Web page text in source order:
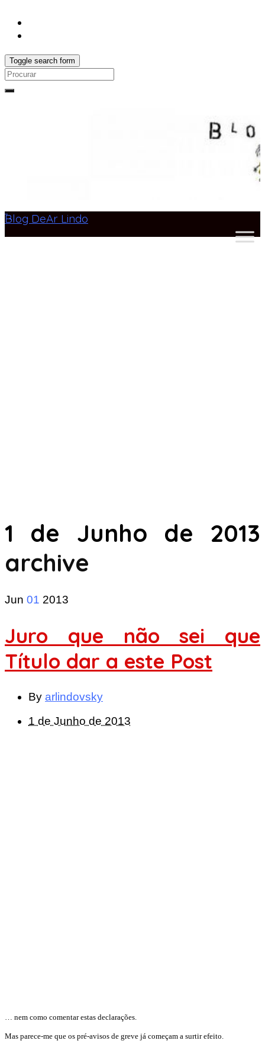
Toggle search form
Search
Blog DeAr Lindo
1 de Junho de 2013
archive
Jun 01 2013
Juro que não sei que
Título dar a este Post
By arlindovsky
1 de Junho de 2013
… nem como comentar estas declarações.
Mas parece-me que os pré-avisos de greve já começam a surtir efeito.